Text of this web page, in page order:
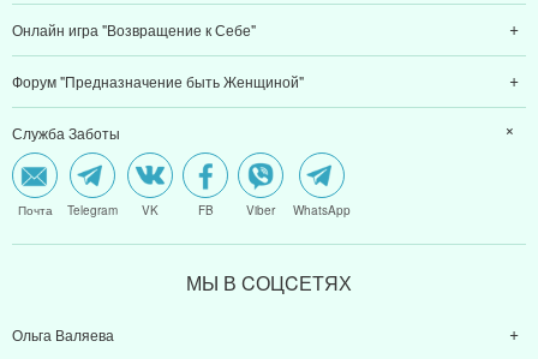
Онлайн игра "Возвращение к Себе"
Форум "Предназначение быть Женщиной"
Служба Заботы
Почта Telegram VK FB Viber WhatsApp
МЫ В CОЦCЕТЯХ
Ольга Валяева